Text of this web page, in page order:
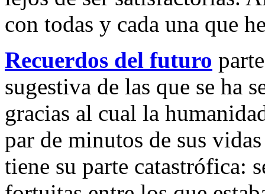
con todas y cada una que
Recuerdos del futuro
sugestiva de las que se ha
gracias al cual la
par de minutos de sus
tiene su parte catastrófica: